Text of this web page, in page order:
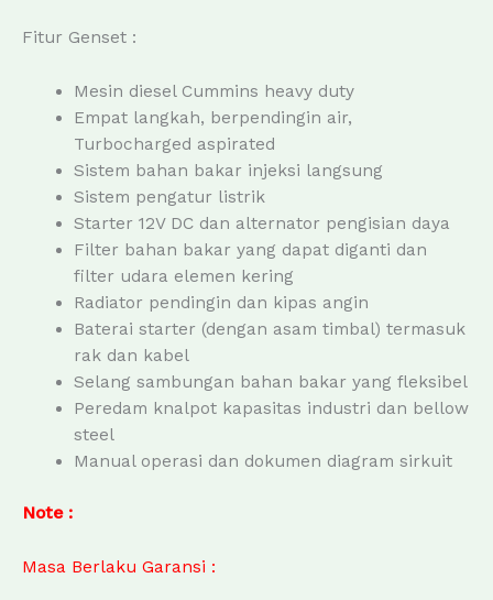
Fitur Genset :
Mesin diesel Cummins heavy duty
Empat langkah, berpendingin air,
Turbocharged aspirated
Sistem bahan bakar injeksi langsung
Sistem pengatur listrik
Starter 12V DC dan alternator pengisian daya
Filter bahan bakar yang dapat diganti dan
filter udara elemen kering
Radiator pendingin dan kipas angin
Baterai starter (dengan asam timbal) termasuk
rak dan kabel
Selang sambungan bahan bakar yang fleksibel
Peredam knalpot kapasitas industri dan bellow
steel
Manual operasi dan dokumen diagram sirkuit
Note :
Masa Berlaku Garansi :